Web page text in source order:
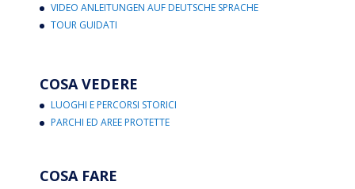
VIDEO ANLEITUNGEN AUF DEUTSCHE SPRACHE
TOUR GUIDATI
COSA VEDERE
LUOGHI E PERCORSI STORICI
PARCHI ED AREE PROTETTE
COSA FARE